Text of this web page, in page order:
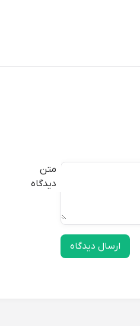
متن
دیدگاه
ارسال دیدگاه